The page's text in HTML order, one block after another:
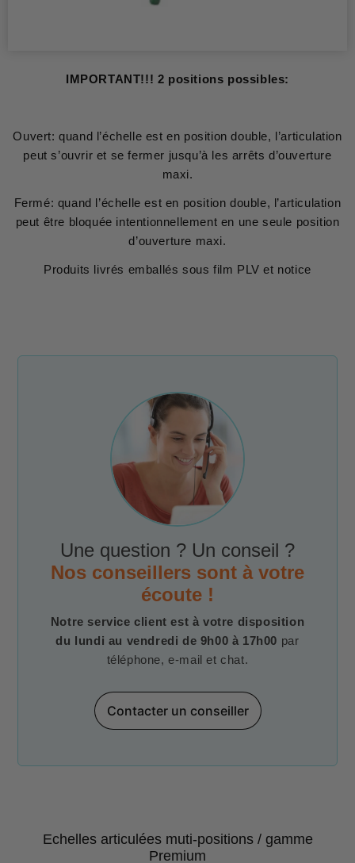
IMPORTANT!!! 2 positions possibles:
Ouvert: quand l’échelle est en position double, l’articulation
peut s’ouvrir et se fermer jusqu’à les arrêts d’ouverture
maxi.
Fermé: quand l’échelle est en position double, l’articulation
peut être bloquée intentionnellement en une seule position
d’ouverture maxi.
Produits livrés emballés sous film PLV et notice
Une question ? Un conseil ?
Nos conseillers sont à votre
écoute !
Notre service client est à votre disposition
du lundi au vendredi de 9h00 à 17h00 par
téléphone, e-mail et chat.
Contacter un conseiller
Echelles articulées muti-positions / gamme
Premium